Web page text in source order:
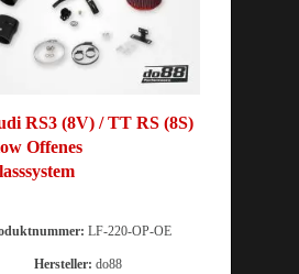
RS3 (8V) / TT RS (8S)
Offenes
LF-220-OP-OE
Hersteller:do88